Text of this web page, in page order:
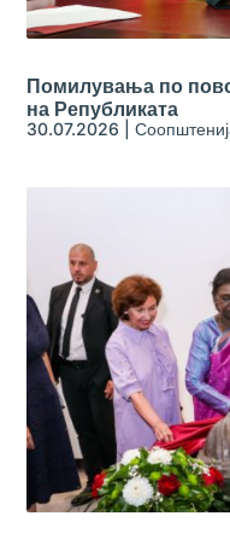
Помилувања по
на Републиката
30.07.2026 |